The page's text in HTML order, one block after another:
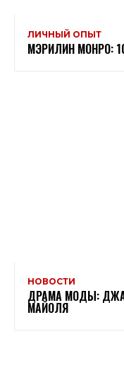
ЛИЧНЫЙ ОПЫТ
МЭРИЛИН МОНРО:
НОВОСТИ
ДРАМА МОДЫ:
МАЙОЛЯ